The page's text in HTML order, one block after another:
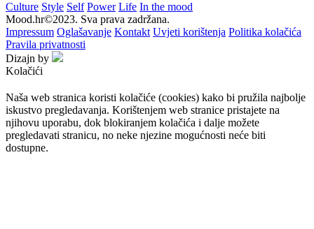
Culture Style Self Power Life In the mood
Mood.hr©2023. Sva prava zadržana.
Impressum Oglašavanje Kontakt Uvjeti korištenja Politika kolačića
Pravila privatnosti
Dizajn by
Kolačići
Naša web stranica koristi kolačiće (cookies) kako bi pružila najbolje
iskustvo pregledavanja. Korištenjem web stranice pristajete na
njihovu uporabu, dok blokiranjem kolačića i dalje možete
pregledavati stranicu, no neke njezine mogućnosti neće biti
dostupne.